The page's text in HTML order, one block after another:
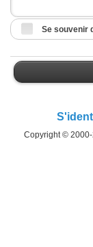
Se souvenir
Copyright ©